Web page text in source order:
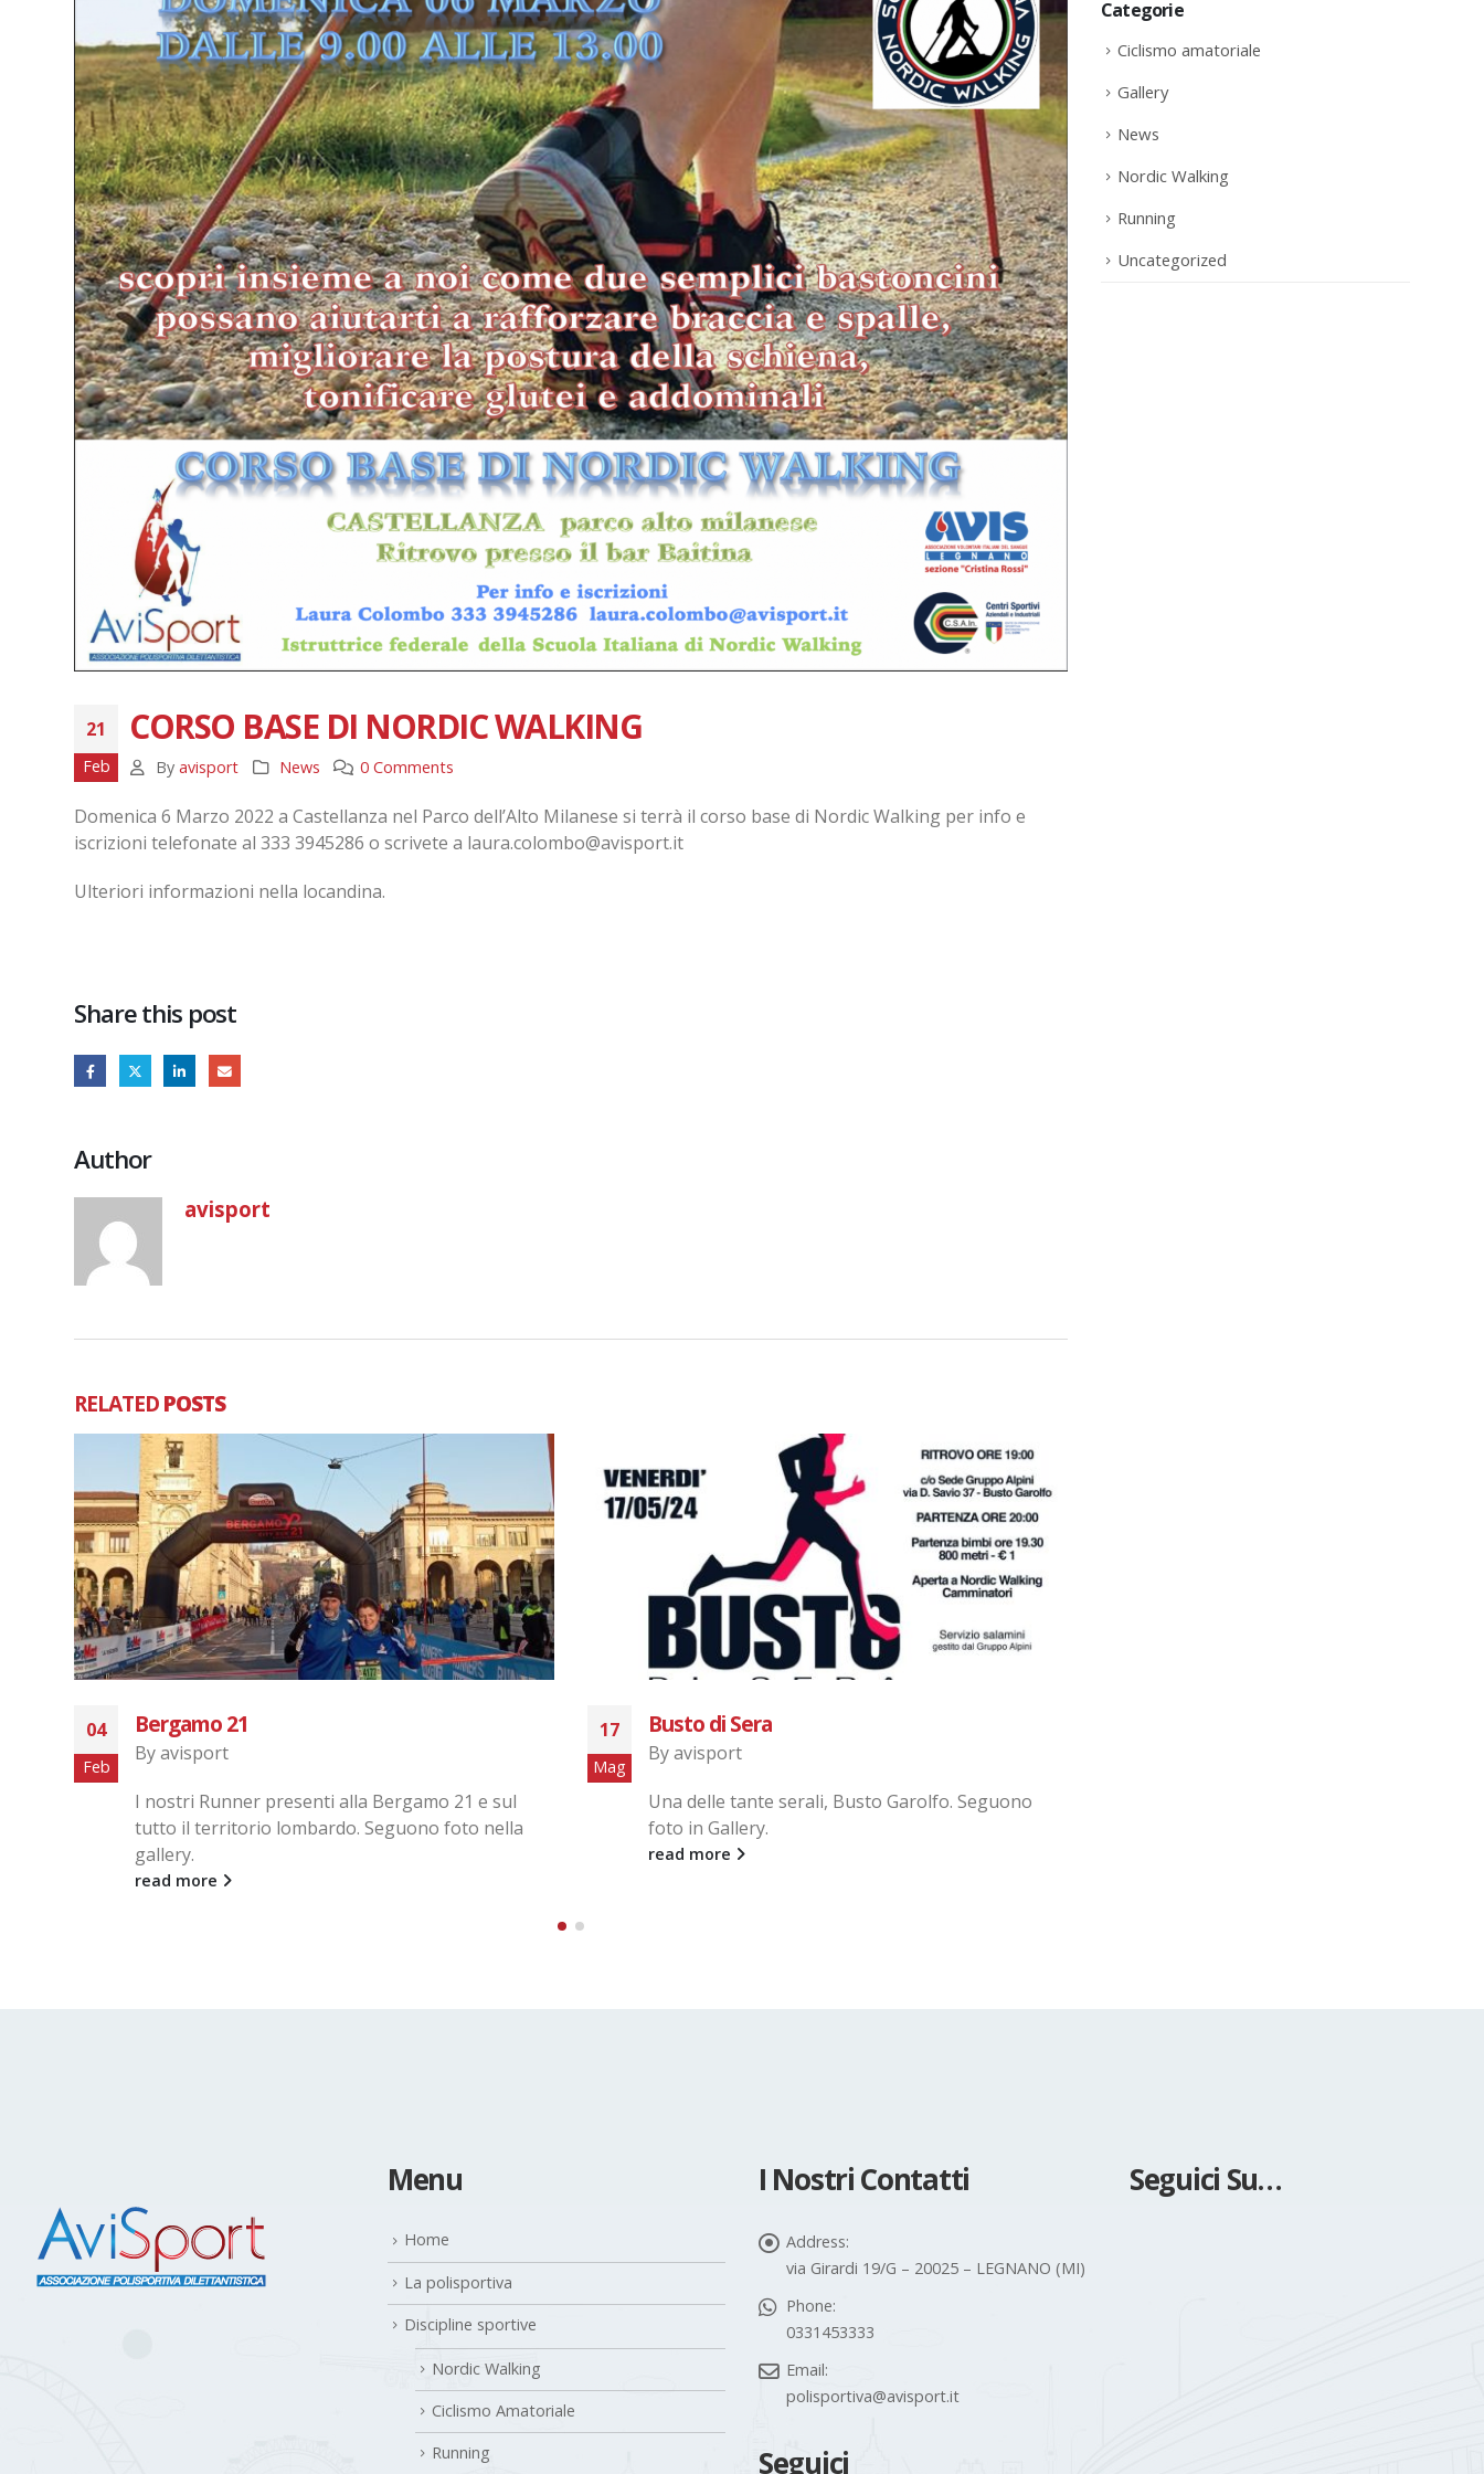
21
Feb
CORSO BASE DI NORDIC WALKING
By avisport News 0 Comments
Domenica 6 Marzo 2022 a Castellanza nel Parco dell’Alto Milanese si terrà il corso base di Nordic Walking per info e
iscrizioni telefonate al 333 3945286 o scrivete a laura.colombo@avisport.it
Ulteriori informazioni nella locandina.
Share this post
Author
avisport
RELATEDPOSTS
17
Mag
Busto di Sera
Byavisport
Una delle tante serali, Busto Garolfo. Seguono
foto in Gallery.
read more
20
Set
CURI PAR SINAGU
Byavisport
Il nostro gruppo presente alla CURI par Sinagu,
gara non competitiva di 5 km, nel percorso
cittadino di Sacconago. Seguono foto...
Categorie
Ciclismo amatoriale
Gallery
News
Nordic Walking
Running
Uncategorized
Menu
Home
La polisportiva
Discipline sportive
Nordic Walking
Ciclismo Amatoriale
Running
I Nostri Contatti
Address:
via Girardi 19/G – 20025 – LEGNANO (MI)
Phone:
0331453333
Email:
polisportiva@avisport.it
Seguici
Seguici Su…